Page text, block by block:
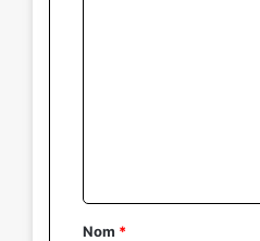
a
Nom *